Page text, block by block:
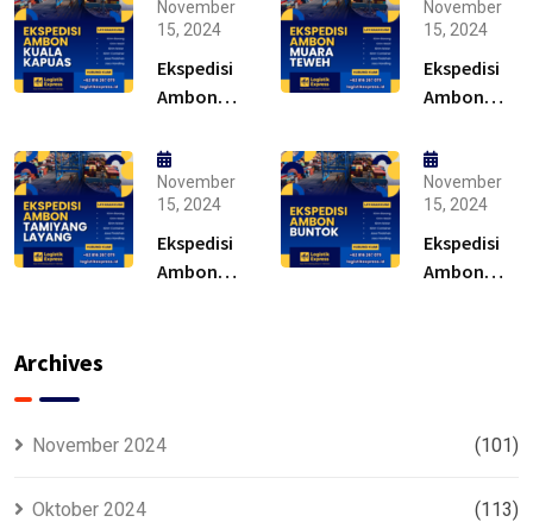
November
15, 2024
Ekspedisi
Ambon
Kapuas –
Solusi
November
15, 2024
Ekspedisi
Ambon
Teweh –
Solusi
November
15, 2024
Ekspedisi
Ambon
November
15, 2024
Ekspedisi
Ambon
Archives
November 2024 (101)
Oktober 2024 (113)